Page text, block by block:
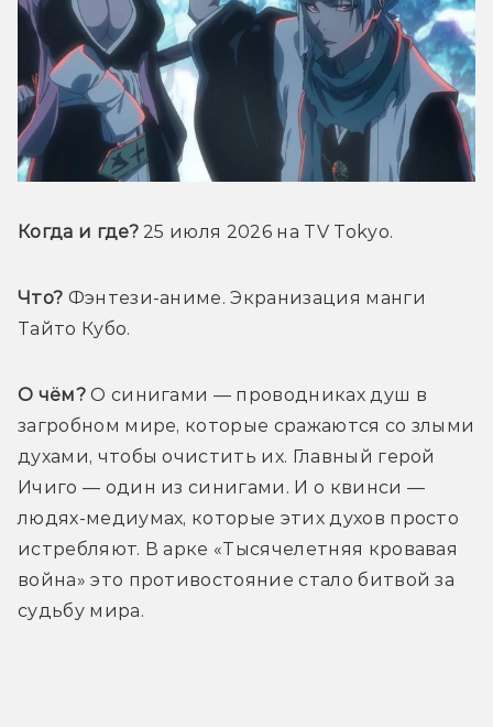
Когда и где? 25 июля 2026 на TV Tokyo.
Что? Фэнтези-аниме. Экранизация манги
Тайто Кубо.
О чём? О синигами — проводниках душ в
загробном мире, которые сражаются со злыми
духами, чтобы очистить их. Главный герой
Ичиго — один из синигами. И о квинси —
людях-медиумах, которые этих духов просто
истребляют. В арке «Тысячелетняя кровавая
война» это противостояние стало битвой за
судьбу мира.